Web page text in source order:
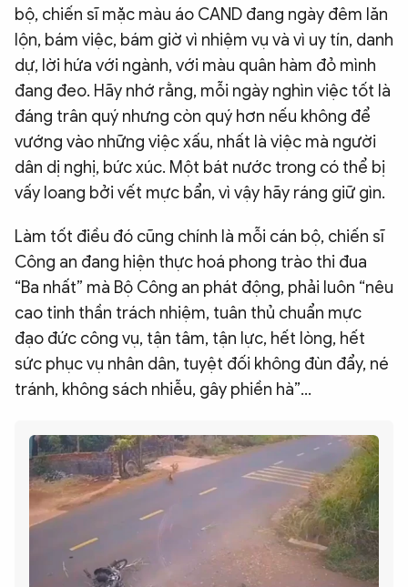
bộ, chiến sĩ mặc màu áo CAND đang ngày đêm lăn
lộn, bám việc, bám giờ vì nhiệm vụ và vì uy tín, danh
dự, lời hứa với ngành, với màu quân hàm đỏ mình
đang đeo. Hãy nhớ rằng, mỗi ngày nghìn việc tốt là
đáng trân quý nhưng còn quý hơn nếu không để
vướng vào những việc xấu, nhất là việc mà người
dân dị nghị, bức xúc. Một bát nước trong có thể bị
vấy loang bởi vết mực bẩn, vì vậy hãy ráng giữ gìn.
Làm tốt điều đó cũng chính là mỗi cán bộ, chiến sĩ
Công an đang hiện thực hoá phong trào thi đua
“Ba nhất” mà Bộ Công an phát động, phải luôn “nêu
cao tinh thần trách nhiệm, tuân thủ chuẩn mực
đạo đức công vụ, tận tâm, tận lực, hết lòng, hết
sức phục vụ nhân dân, tuyệt đối không đùn đẩy, né
tránh, không sách nhiễu, gây phiền hà”…